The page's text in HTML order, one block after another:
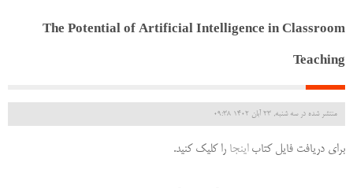
The Potential of Artificial Intelligence in Classroom
Teaching
منتشر شده در سه شنبه, 23 آبان 1402 09:38
برای دریافت فایل کتاباینجا را کلیک کنید.